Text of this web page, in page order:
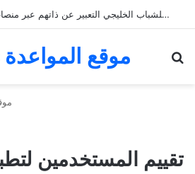
كيف يمكن للشباب الخليجي التعبير عن ذاتهم عبر منصات التعارف الإلكترونية؟
موقع
تقييم المستخدمين